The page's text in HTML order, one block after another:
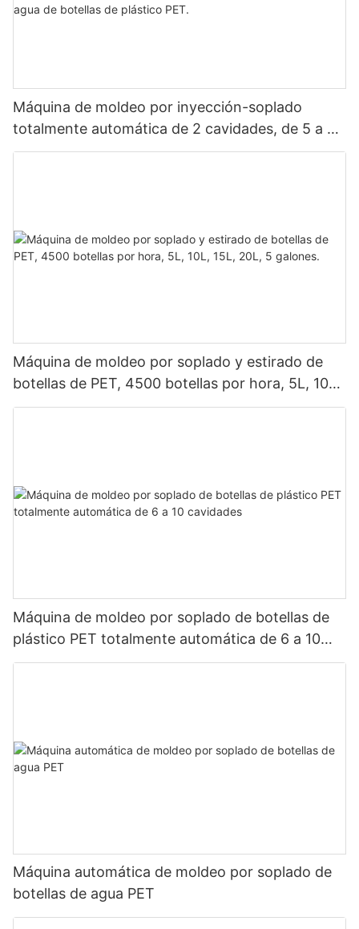
Máquina de moldeo por inyección-soplado
totalmente automática de 2 cavidades, de 5 a 20
litros, para tanques de agua de botellas de
Máquina de moldeo por soplado y estirado de
botellas de PET, 4500 botellas por hora, 5L, 10L,
15L, 20L, 5 galones.
Máquina de moldeo por soplado de botellas de
plástico PET totalmente automática de 6 a 10
cavidades
Máquina automática de moldeo por soplado de
botellas de agua PET